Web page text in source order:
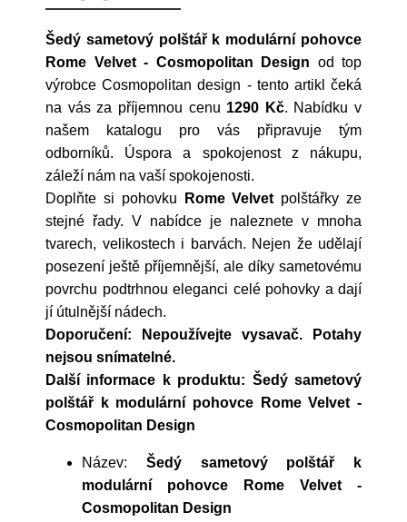
Šedý sametový polštář k modulární pohovce
Rome Velvet - Cosmopolitan Design od top
výrobceCosmopolitan design - tento artikl čeká
na vás za příjemnou cenu 1290 Kč. Nabídku v
našem katalogu pro vás připravuje tým
odborníků. Úspora a spokojenost z nákupu,
záleží nám na vaší spokojenosti.
Doplňte si pohovku
Rome Velvet polštářky ze
stejné řady. V nabídce je naleznete v mnoha
tvarech, velikostech i barvách. Nejen že udělají
posezení ještě příjemnější, ale díky sametovému
povrchu podtrhnou eleganci celé pohovky a dají
jí útulnější nádech.
Doporučení: Nepoužívejte vysavač. Potahy
nejsou snímatelné.
Další informace k produktu: Šedý sametový
polštář k modulární pohovce Rome Velvet -
Cosmopolitan Design
Název: Šedý sametový polštář k
modulární pohovce Rome Velvet -
Cosmopolitan Design